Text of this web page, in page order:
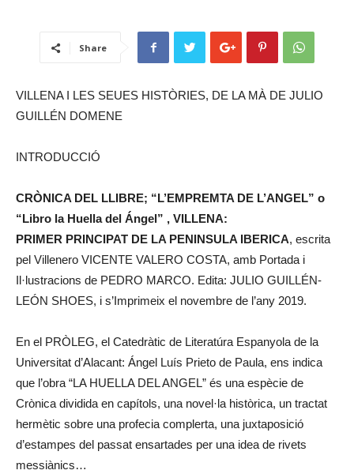
Share
VILLENA I LES SEUES HISTÒRIES, DE LA MÀ DE JULIO
GUILLÉN DOMENE
INTRODUCCIÓ
CRÒNICA DEL LLIBRE; “L’EMPREMTA DE L’ANGEL” o
“Libro la Huella del Ángel” , VILLENA:
PRIMER PRINCIPAT DE LA PENINSULA IBERICA, escrita
pel Villenero VICENTE VALERO COSTA, amb Portada i
Il·lustracions de PEDRO MARCO. Edita: JULIO GUILLÉN-
LEÓN SHOES, i s’Imprimeix el novembre de l’any 2019.
En el PRÒLEG, el Catedràtic de Literatúra Espanyola de la
Universitat d’Alacant: Ángel Luís Prieto de Paula, ens indica
que l’obra “LA HUELLA DEL ANGEL” és una espècie de
Crònica dividida en capítols, una novel·la històrica, un tractat
hermètic sobre una profecia complerta, una juxtaposició
d’estampes del passat ensartades per una idea de rivets
messiànics…